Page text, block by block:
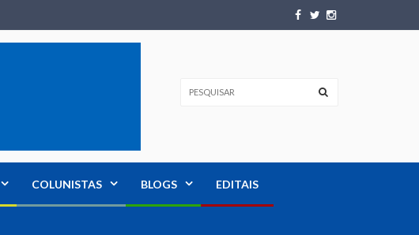
COLUNISTAS BLOGS EDITAIS